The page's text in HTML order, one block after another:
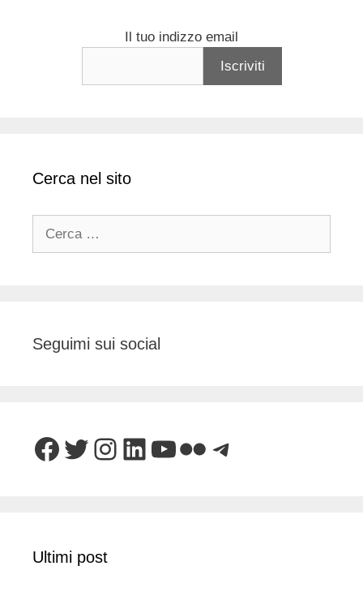
Il tuo indizzo email
Cerca nel sito
Seguimi sui social
Facebook
Twitter
Instagram
LinkedIn
YouTube
FlickrTelegram
Ultimi post